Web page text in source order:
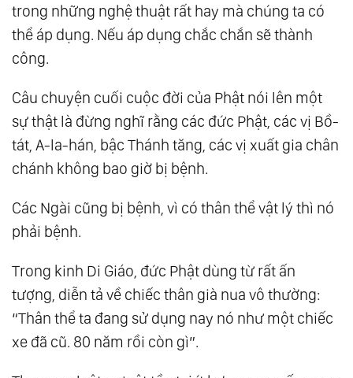
trong những nghệ thuật rất hay mà chúng ta có
thể áp dụng. Nếu áp dụng chắc chắn sẽ thành
công.
Câu chuyện cuối cuộc đời của Phật nói lên một
sự thật là đừng nghĩ rằng các đức Phật, các vị Bồ-
tát, A-la-hán, bậc Thánh tăng, các vị xuất gia chân
chánh không bao giờ bị bệnh.
Các Ngài cũng bị bệnh, vì có thân thể vật lý thì nó
phải bệnh.
Trong kinh Di Giáo, đức Phật dùng từ rất ấn
tượng, diễn tả về chiếc thân già nua vô thường:
“Thân thể ta đang sử dụng nay nó như một chiếc
xe đã cũ. 80 năm rồi còn gì”.